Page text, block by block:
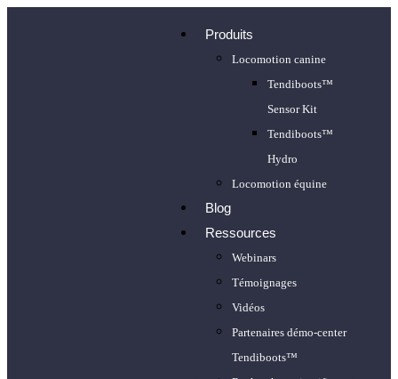
Produits
Locomotion canine
Tendiboots™
Sensor Kit
Tendiboots™
Hydro
Locomotion équine
Blog
Ressources
Webinars
Témoignages
Vidéos
Partenaires démo-center
Tendiboots™